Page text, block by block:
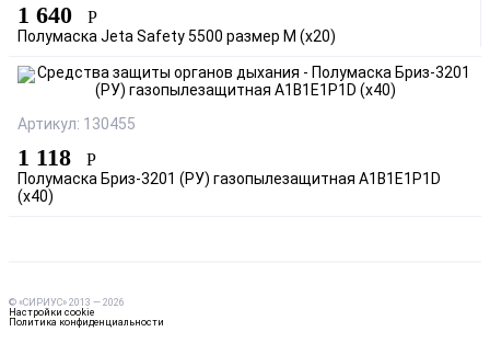
1 640 Р
Полумаска Jeta Safety 5500 размер M (х20)
Артикул: 130455
1 118 Р
Полумаска Бриз-3201 (РУ) газопылезащитная А1В1Е1Р1D
(х40)
© «СИРИУС» 2013 — 2026
Настройки cookie
Политика конфиденциальности